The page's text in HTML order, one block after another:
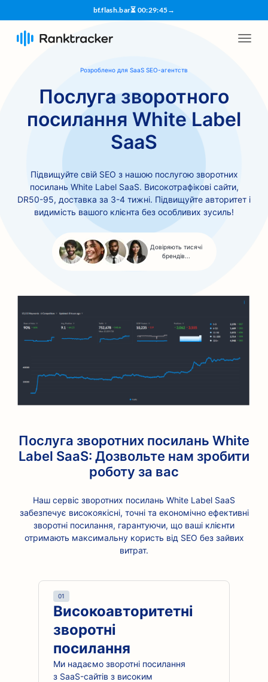
bf.flash.bar⏳ 00:29:44→
Розроблено для SaaS SEO-агентств
Послуга зворотного
посилання White Label
SaaS
Підвищуйте свій SEO з нашою послугою зворотних
посилань White Label SaaS. Високотрафікові сайти,
DR50-95, доставка за 3-4 тижні. Підвищуйте авторитет і
видимість вашого клієнта без особливих зусиль!
Довіряють тисячі
брендів...
Послуга зворотних посилань White
Label SaaS: Дозвольте нам зробити
роботу за вас
Наш сервіс зворотних посилань White Label SaaS
забезпечує високоякісні, точні та економічно ефективні
зворотні посилання, гарантуючи, що ваші клієнти
отримають максимальну користь від SEO без зайвих
витрат.
01
Високоавторитетні
зворотні
посилання
Ми надаємо зворотні посилання
з SaaS-сайтів з високим